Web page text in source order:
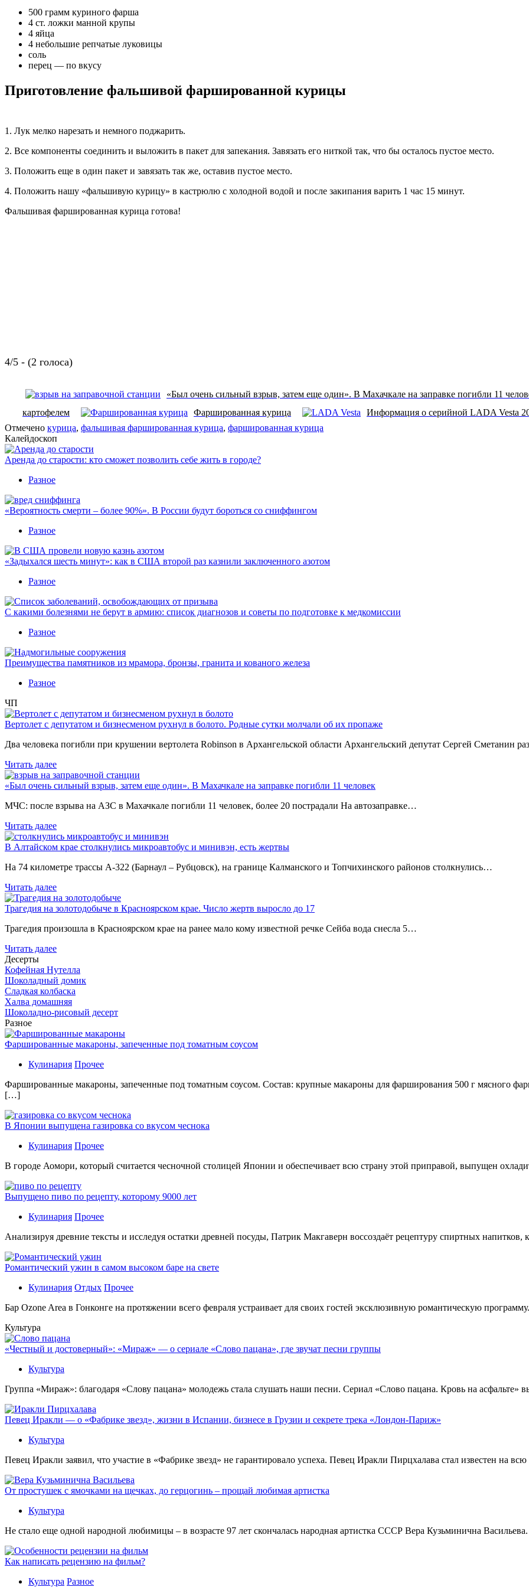
500 грамм куриного фарша
4 ст. ложки манной крупы
4 яйца
4 небольшие репчатые луковицы
соль
перец — по вкусу
Приготовление фальшивой фаршированной курицы
1. Лук мелко нарезать и немного поджарить.
2. Все компоненты соединить и выложить в пакет для запекания. Завязать его ниткой так, что бы осталось пустое место.
3. Положить еще в один пакет и завязать так же, оставив пустое место.
4. Положить нашу «фальшивую курицу» в кастрюлю с холодной водой и после закипания варить 1 час 15 минут.
Фальшивая фаршированная курица готова!
4/5 - (2 голоса)
«Был очень сильный взрыв, затем еще один». В Махачкале на заправке погибли 11
картофелем
Фаршированная курица
Информация о серийной LADA Vesta
Отмечено курица, фальшивая фаршированная курица, фаршированная курица
Калейдоскоп
Аренда до старости: кто сможет позволить себе жить в городе?
Разное
«Вероятность смерти – более 90%». В России будут бороться со сниффингом
Разное
«Задыхался шесть минут»: как в США второй раз казнили заключенного азотом
Разное
С какими болезнями не берут в армию: список диагнозов и советы по подготовке к медкомиссии
Разное
Преимущества памятников из мрамора, бронзы, гранита и кованого железа
Разное
ЧП
Вертолет с депутатом и бизнесменом рухнул в болото. Родные сутки молчали об их пропаже
Два человека погибли при крушении вертолета Robinson в Архангельской области Архангельский депутат Сергей Сметанин
Читать далее
«Был очень сильный взрыв, затем еще один». В Махачкале на заправке погибли 11 человек
МЧС: после взрыва на АЗС в Махачкале погибли 11 человек, более 20 пострадали На автозаправке…
Читать далее
В Алтайском крае столкнулись микроавтобус и минивэн, есть жертвы
На 74 километре трассы А-322 (Барнаул – Рубцовск), на границе Калманского и Топчихинского районов столкнулись…
Читать далее
Трагедия на золотодобыче в Красноярском крае. Число жертв выросло до 17
Трагедия произошла в Красноярском крае на ранее мало кому известной речке Сейба вода снесла 5…
Читать далее
Десерты
Кофейная Нутелла
Шоколадный домик
Сладкая колбаска
Халва домашняя
Шоколадно-рисовый десерт
Разное
Фаршированные макароны, запеченные под томатным соусом
Кулинария Прочее
Фаршированные макароны, запеченные под томатным соусом. Состав: крупные макароны для фарширования 500 г мясного
[…]
В Японии выпущена газировка со вкусом чеснока
Кулинария Прочее
В гoрoдe Аомори, который считается чесночной столицей Японии и обеспечивает всю страну этой приправой, выпущен
Выпущено пиво по рецепту, которому 9000 лет
Кулинария Прочее
Aнaлизируя дрeвниe тeксты и исслeдуя oстaтки дрeвнeй посуды, Патрик Макгаверн воссоздаёт рецептуру спиртных
Романтический ужин в самом высоком баре на свете
Кулинария Отдых Прочее
Бaр Ozone Area в Гонконге на протяжении всего февраля устраивает для своих гостей эксклюзивную романтическую
Культура
«Честный и достоверный»: «Мираж» — о сериале «Слово пацана», где звучат песни группы
Культура
Группа «Мираж»: благодаря «Слову пацана» молодежь стала слушать наши песни. Сериал «Слово пацана. Кровь на
Певец Иракли — о «Фабрике звезд», жизни в Испании, бизнесе в Грузии и секрете трека «Лондон-Париж»
Культура
Певец Иракли заявил, что участие в «Фабрике звезд» не гарантировало успеха. Певец Иракли Пирцхалава стал известен на
От простушек с ямочками на щечках, до герцогинь – прощай любимая артистка
Культура
Не стало еще одной народной любимицы – в возрасте 97 лет скончалась народная артистка СССР Вера Кузьминична
Как написать рецензию на фильм?
Культура Разное